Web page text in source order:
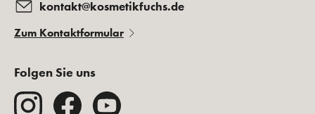
kontakt@kosmetikfuchs.de
Zum Kontaktformular
Folgen Sie uns